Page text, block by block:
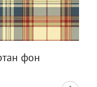
фон